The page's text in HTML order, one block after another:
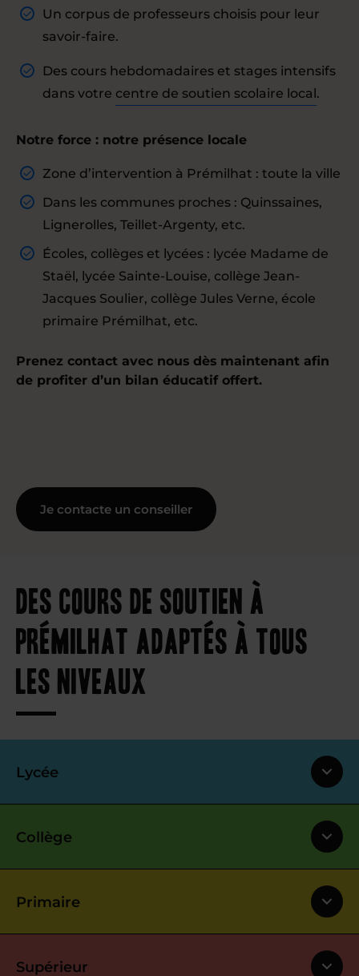
Un corpus de professeurs choisis pour leur
savoir-faire.
Des cours hebdomadaires et stages intensifs
dans votre centre de soutien scolaire local.
Notre force : notre présence locale
Zone d’intervention à Prémilhat : toute la ville
Dans les communes proches : Quinssaines,
Lignerolles, Teillet-Argenty, etc.
Écoles, collèges et lycées : lycée Madame de
Staël, lycée Sainte-Louise, collège Jean-
Jacques Soulier, collège Jules Verne, école
primaire Prémilhat, etc.
Prenez contact avec nous dès maintenant afin
de profiter d’un bilan éducatif offert.
Je contacte un conseiller
Des cours de soutien à
Prémilhat adaptés à tous
les niveaux
Lycée
Collège
Primaire
Supérieur